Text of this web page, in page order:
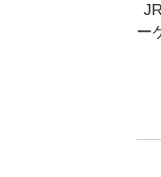
ー